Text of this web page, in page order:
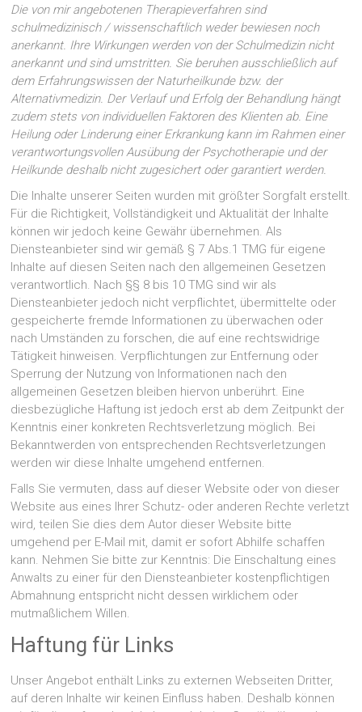
Die von mir angebotenen Therapieverfahren sind
schulmedizinisch / wissenschaftlich weder bewiesen noch
anerkannt. Ihre Wirkungen werden von der Schulmedizin nicht
anerkannt und sind umstritten. Sie beruhen ausschließlich auf
dem Erfahrungswissen der Naturheilkunde bzw. der
Alternativmedizin. Der Verlauf und Erfolg der Behandlung hängt
zudem stets von individuellen Faktoren des Klienten ab. Eine
Heilung oder Linderung einer Erkrankung kann im Rahmen einer
verantwortungsvollen Ausübung der Psychotherapie und der
Heilkunde deshalb nicht zugesichert oder garantiert werden.
Die Inhalte unserer Seiten wurden mit größter Sorgfalt erstellt.
Für die Richtigkeit, Vollständigkeit und Aktualität der Inhalte
können wir jedoch keine Gewähr übernehmen. Als
Diensteanbieter sind wir gemäß § 7 Abs.1 TMG für eigene
Inhalte auf diesen Seiten nach den allgemeinen Gesetzen
verantwortlich. Nach §§ 8 bis 10 TMG sind wir als
Diensteanbieter jedoch nicht verpflichtet, übermittelte oder
gespeicherte fremde Informationen zu überwachen oder
nach Umständen zu forschen, die auf eine rechtswidrige
Tätigkeit hinweisen. Verpflichtungen zur Entfernung oder
Sperrung der Nutzung von Informationen nach den
allgemeinen Gesetzen bleiben hiervon unberührt. Eine
diesbezügliche Haftung ist jedoch erst ab dem Zeitpunkt der
Kenntnis einer konkreten Rechtsverletzung möglich. Bei
Bekanntwerden von entsprechenden Rechtsverletzungen
werden wir diese Inhalte umgehend entfernen.
Falls Sie vermuten, dass auf dieser Website oder von dieser
Website aus eines Ihrer Schutz- oder anderen Rechte verletzt
wird, teilen Sie dies dem Autor dieser Website bitte
umgehend per E-Mail mit, damit er sofort Abhilfe schaffen
kann. Nehmen Sie bitte zur Kenntnis: Die Einschaltung eines
Anwalts zu einer für den Diensteanbieter kostenpflichtigen
Abmahnung entspricht nicht dessen wirklichem oder
mutmaßlichem Willen.
Haftung für Links
Unser Angebot enthält Links zu externen Webseiten Dritter,
auf deren Inhalte wir keinen Einfluss haben. Deshalb können